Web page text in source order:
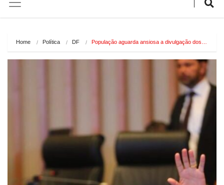
Home Política DF População aguarda ansiosa a divulgação dos…